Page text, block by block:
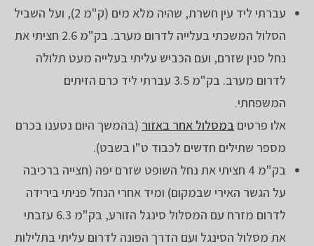
עברתי ליד עין חשרת, שהיה מלא מים (ק"מ 2), ועל השביל
הסלול המשכתי בעלייה לדרום מערב. בק"מ 2.6 חציתי את
נחל סנין שזרם, ועם הכביש עליתי בעלייה מעט תלולה
לדרום מערב. בק"מ 3.5 עברתי ליד כרם הזיתים
המשפחתי.
אלו פרטים במסלול אחר באזור (בהמשך היום נטענו בכרם
מספר שתילים חדשים לכבוד ט"ו בשבט).
בק"מ 4 חציתי את נחל השופט שזרם יפה (חצייה ברכיבה
על הגשר האירי שבמקום) ומיד אחרי הנחל פניתי בירידה
לדרום מזרח עם המסלול סינגל הזורע, בק"מ 6.3 עזבתי
את מסלול הסינגל ועם הדרך הפונה לדרום עליתי בתלילות